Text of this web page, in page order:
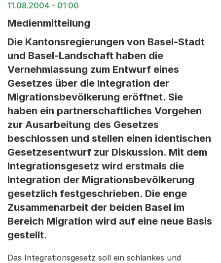
11.08.2004 - 01:00
Medienmitteilung
Die Kantonsregierungen von Basel-Stadt
und Basel-Landschaft haben die
Vernehmlassung zum Entwurf eines
Gesetzes über die Integration der
Migrationsbevölkerung eröffnet. Sie
haben ein partnerschaftliches Vorgehen
zur Ausarbeitung des Gesetzes
beschlossen und stellen einen identischen
Gesetzesentwurf zur Diskussion. Mit dem
Integrationsgesetz wird erstmals die
Integration der Migrationsbevölkerung
gesetzlich festgeschrieben. Die enge
Zusammenarbeit der beiden Basel im
Bereich Migration wird auf eine neue Basis
gestellt.
Das Integrationsgesetz soll ein schlankes und